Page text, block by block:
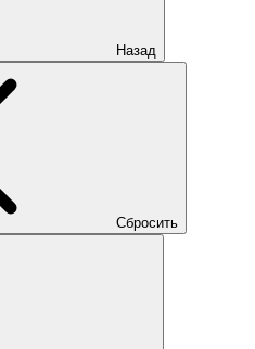
Назад
Сбросить